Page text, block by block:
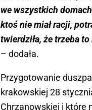
we wszystkich
ktoś nie miał racji,
twierdziła, że trzeba
– dodała.
Przygotowanie
krakowskiej 28
Chrzanowskiej i które